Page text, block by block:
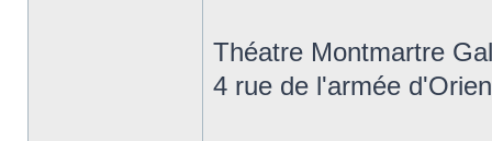
Théatre Montmartre
4 rue de l'armée